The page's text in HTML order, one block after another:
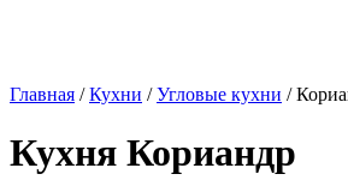
Главная /Кухни /Угловые кухни /
Кухня Кориандр